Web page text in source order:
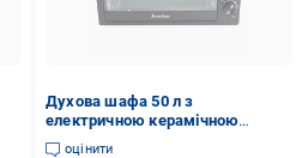
Духова шафа 50 л з
електричною керамічною
плитою (1560)
оцінити